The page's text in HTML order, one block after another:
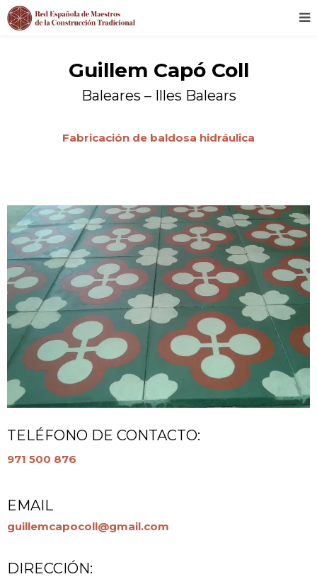
Guillem Capó Coll
Baleares – Illes Balears
Fabricación de baldosa hidráulica
TELÉFONO DE CONTACTO:
971 500 876
EMAIL
guillemcapocoll@gmail.com
DIRECCIÓN: